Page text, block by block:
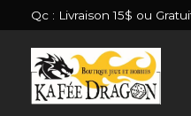
Qc : Livraison 15$ ou